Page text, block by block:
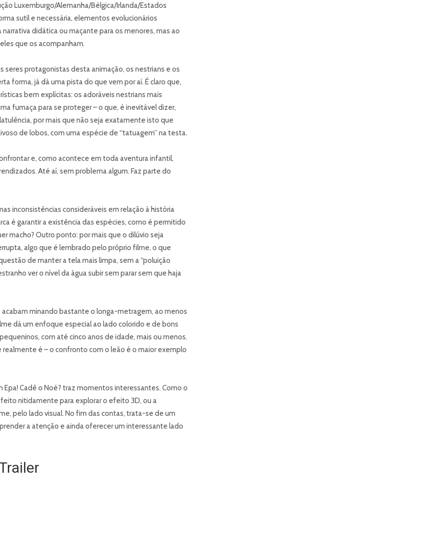
Luxemburgo/Alemanha/Bélgica/Irlanda/Estados
sutil e necessária, elementos evolucionários
didática ou maçante para os menores, mas ao
que os acompanham.
seres protagonistas desta animação, os nestrians e os
forma, já dá uma pista do que vem por aí. É claro que,
bem explícitas: os adoráveis nestrians mais
fumaça para se proteger – o que, é inevitável dizer,
por mais que não seja exatamente isto que
de lobos, com uma espécie de “tatuagem” na testa.
e, como acontece em toda aventura infantil,
Até aí, sem problema algum. Faz parte do
inconsistências consideráveis em relação à história
é garantir a existência das espécies, como é permitido
macho? Outro ponto: por mais que o dilúvio seja
algo que é lembrado pelo próprio filme, o que
de manter a tela mais limpa, sem a “poluição
ver o nível da água subir sem parar sem que haja
acabam minando bastante o longa-metragem, ao menos
dá um enfoque especial ao lado colorido e de bons
com até cinco anos de idade, mais ou menos.
é – o confronto com o leão é o maior exemplo
Epa! Cadê o Noé? traz momentos interessantes. Como o
nitidamente para explorar o efeito 3D, ou a
pelo lado visual. No fim das contas, trata-se de um
a atenção e ainda oferecer um interessante lado